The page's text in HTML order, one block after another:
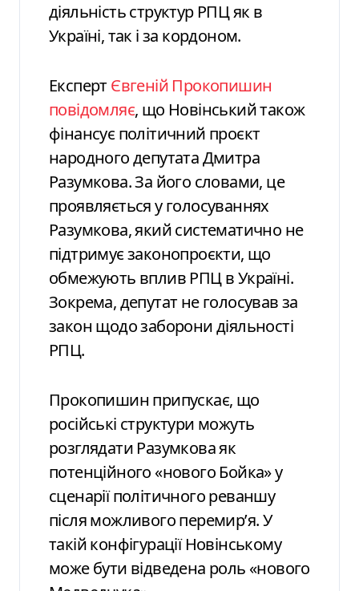
діяльність структур РПЦ як в
Україні, так і за кордоном.
ЕкспертЄвгеній Прокопишин
повідомляє, що Новінський також
фінансує політичний проєкт
народного депутата Дмитра
Разумкова. За його словами, це
проявляється у голосуваннях
Разумкова, який систематично не
підтримує законопроєкти, що
обмежують вплив РПЦ в Україні.
Зокрема, депутат не голосував за
закон щодо заборони діяльності
РПЦ.
Прокопишин припускає, що
російські структури можуть
розглядати Разумкова як
потенційного «нового Бойка» у
сценарії політичного реваншу
після можливого перемир’я. У
такій конфігурації Новінському
може бути відведена роль «нового